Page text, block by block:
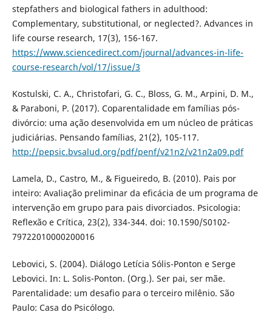
stepfathers and biological fathers in adulthood:
Complementary, substitutional, or neglected?. Advances in
life course research, 17(3), 156-167.
https://www.sciencedirect.com/journal/advances-in-life-
course-research/vol/17/issue/3
Kostulski, C. A., Christofari, G. C., Bloss, G. M., Arpini, D. M.,
& Paraboni, P. (2017). Coparentalidade em famílias pós-
divórcio: uma ação desenvolvida em um núcleo de práticas
judiciárias. Pensando famílias, 21(2), 105-117.
http://pepsic.bvsalud.org/pdf/penf/v21n2/v21n2a09.pdf
Lamela, D., Castro, M., & Figueiredo, B. (2010). Pais por
inteiro: Avaliação preliminar da eficácia de um programa de
intervenção em grupo para pais divorciados. Psicologia:
Reflexão e Crítica, 23(2), 334-344. doi: 10.1590/S0102-
79722010000200016
Lebovici, S. (2004). Diálogo Letícia Sólis-Ponton e Serge
Lebovici. In: L. Solis-Ponton. (Org.). Ser pai, ser mãe.
Parentalidade: um desafio para o terceiro milênio. São
Paulo: Casa do Psicólogo.